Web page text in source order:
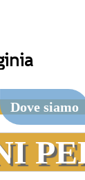
Dove siamo